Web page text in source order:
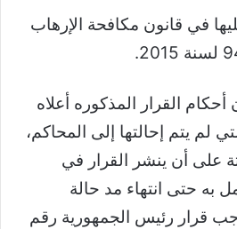
في قانون مكافحة الإرهاب
أحكام القرار المذكوره أعلاه
لم يتم إحالتها إلى المحاكم،
على أن ينشر القرار في
به حتى انتهاء مد حالة
قرار رئيس الجمهورية رقم